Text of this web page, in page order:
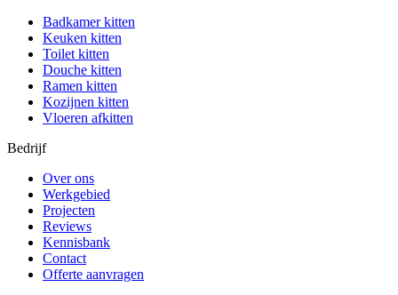
Badkamer kitten
Keuken kitten
Toilet kitten
Douche kitten
Ramen kitten
Kozijnen kitten
Vloeren afkitten
Bedrijf
Over ons
Werkgebied
Projecten
Reviews
Kennisbank
Contact
Offerte aanvragen